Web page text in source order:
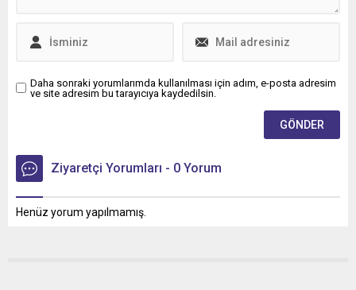
Daha sonraki yorumlarımda kullanılması için adım, e-posta adresim
ve site adresim bu tarayıcıya kaydedilsin.
Ziyaretçi Yorumları - 0 Yorum
Henüz yorum yapılmamış.